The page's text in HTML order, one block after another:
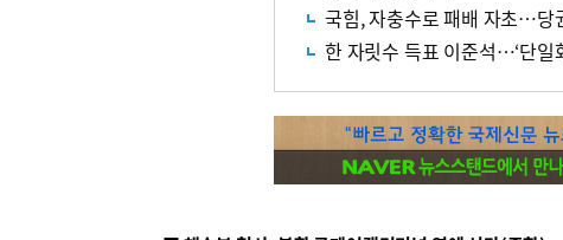
국힘, 자충수로 패배 자초…당
한 자릿수 득표 이준석…‘단일